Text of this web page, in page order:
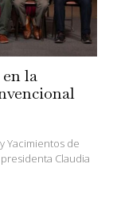
la
Yacimientos de
Claudia